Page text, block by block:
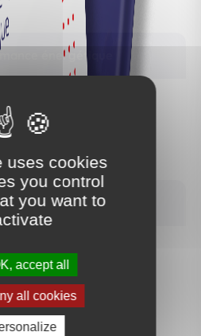
énergétique
mois**
uses cookies
you control
you want to
accept all
all cookies